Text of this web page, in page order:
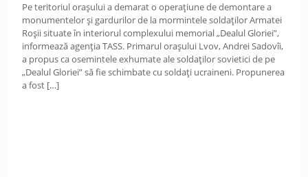
Pe teritoriul orașului a demarat o operațiune de demontare a
monumentelor și gardurilor de la mormintele soldaților Armatei
Roșii situate în interiorul complexului memorial „Dealul Gloriei”,
informează agenția TASS. Primarul orașului Lvov, Andrei Sadovîi,
a propus ca osemintele exhumate ale soldaților sovietici de pe
„Dealul Gloriei” să fie schimbate cu soldați ucraineni. Propunerea
a fost […]